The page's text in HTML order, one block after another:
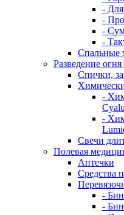
-
-
-
-
Спальные
Разведение
Спички,
-
-
Свечи
Полевая
Аптечки
Средства
-
-